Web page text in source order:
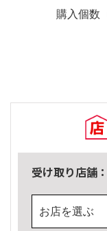
購入個数
受け取り店舗：
お店を選ぶ